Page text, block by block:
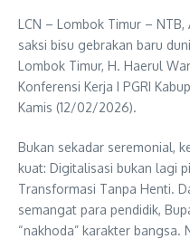
LCN – Lombok Timur –
saksi bisu gebrakan baru
Lombok Timur, H. Haerul
Konferensi Kerja I PGRI
Kamis (12/02/2026).
​Bukan sekadar seremonial,
kuat: Digitalisasi bukan lagi
Transformasi Tanpa Henti.
semangat para pendidik,
“nakhoda” karakter bangsa.